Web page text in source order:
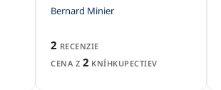
Bernard Minier
2 RECENZIE
CENA Z 2 KNÍHKUPECTIEV